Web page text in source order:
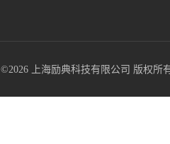
©2026 上海励典科技有限公司 版权所